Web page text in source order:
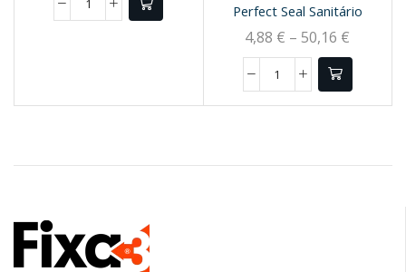
Perfect Seal Sanitário
4,88 € –50,16 €